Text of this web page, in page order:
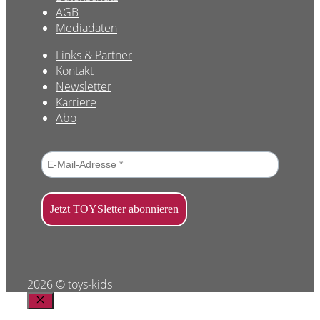
AGB
Mediadaten
Links & Partner
Kontakt
Newsletter
Karriere
Abo
2026 © toys-kids
Schließen